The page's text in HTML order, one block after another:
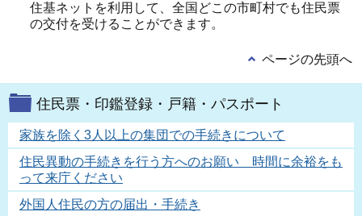
住基ネットを利用して、全国どこの市町村でも住民票
の交付を受けることができます。
ページの先頭へ
住民票・印鑑登録・戸籍・パスポート
家族を除く3人以上の集団での手続きについて
住民異動の手続きを行う方へのお願い 時間に余裕をも
って来庁ください
外国人住民の方の届出・手続き